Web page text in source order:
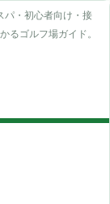
パ・初心者向け・接
るゴルフ場ガイド。